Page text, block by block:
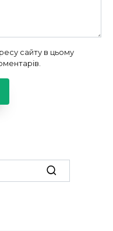
сайту в цьому